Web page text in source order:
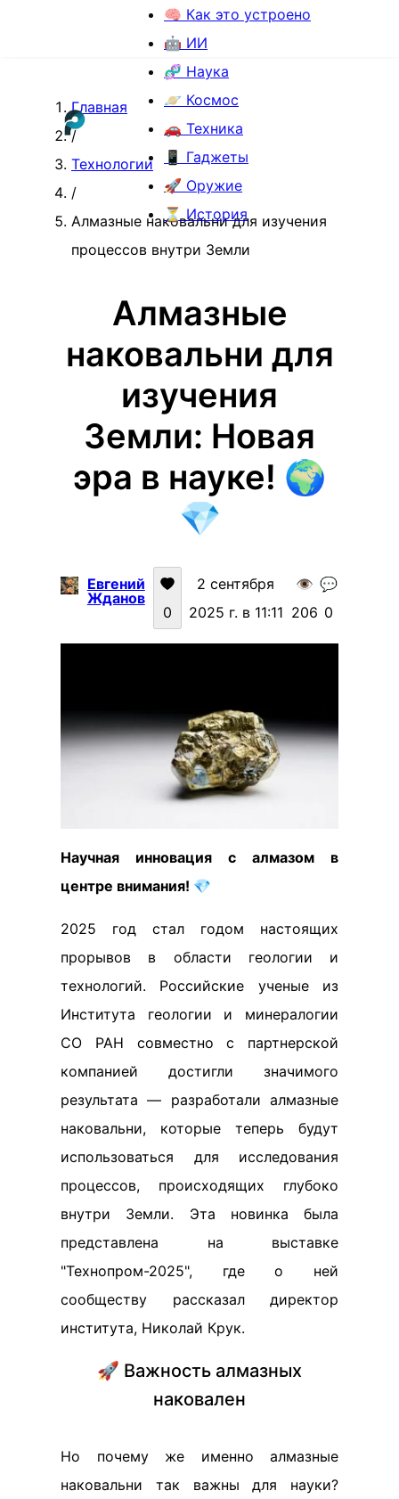
🧠 Как это устроено
🤖 ИИ
🧬 Наука
🪐 Космос
🚗 Техника
📱 Гаджеты
🚀 Оружие
⏳ История
Главная
/
Технологии
/
Алмазные наковальни для изучения
процессов внутри Земли
Алмазные
наковальни для
изучения
Земли: Новая
эра в науке! 🌍
💎
Евгений
Жданов
0
2 сентября
2025 г. в 11:11
👁️
206
💬
0
Научная инновация с алмазом в
центре внимания! 💎
2025 год стал годом настоящих
прорывов в области геологии и
технологий. Российские ученые из
Института геологии и минералогии
СО РАН совместно с партнерской
компанией достигли значимого
результата — разработали алмазные
наковальни, которые теперь будут
использоваться для исследования
процессов, происходящих глубоко
внутри Земли. Эта новинка была
представлена на выставке
"Технопром-2025", где о ней
сообществу рассказал директор
института, Николай Крук.
🚀 Важность алмазных
наковален
Но почему же именно алмазные
наковальни так важны для науки?